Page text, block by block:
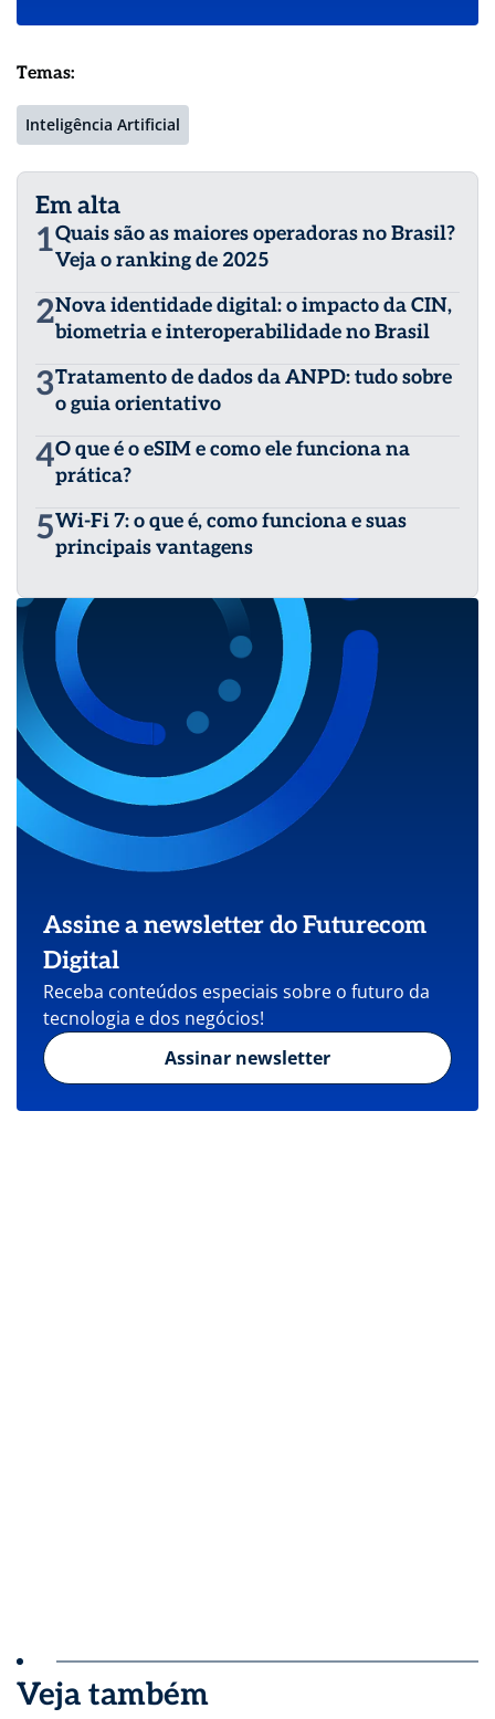
Temas:
Inteligência Artificial
Em alta
1Quais são as maiores operadoras no Brasil?
Veja o ranking de 2025
2Nova identidade digital: o impacto da CIN,
biometria e interoperabilidade no Brasil
3Tratamento de dados da ANPD: tudo sobre
o guia orientativo
4O que é o eSIM e como ele funciona na
prática?
5Wi-Fi 7: o que é, como funciona e suas
principais vantagens
Assine a newsletter do Futurecom
Digital
Receba conteúdos especiais sobre o futuro da
tecnologia e dos negócios!
Assinar newsletter
Veja também